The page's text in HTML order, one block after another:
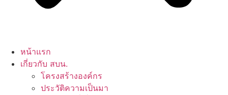
หน้าแรก
เกี่ยวกับ สบน.
โครงสร้างองค์กร
ประวัติความเป็นมา